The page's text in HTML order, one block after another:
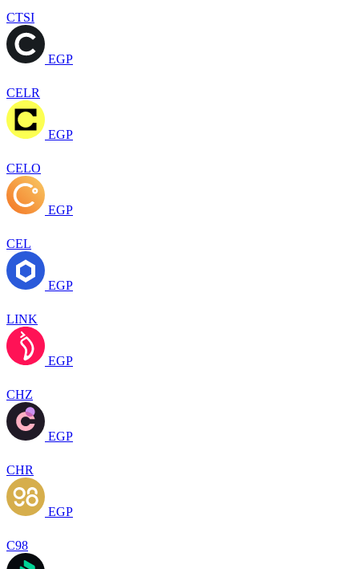
CTSI
EGP
CELR
EGP
CELO
EGP
CEL
EGP
LINK
EGP
CHZ
EGP
CHR
EGP
C98